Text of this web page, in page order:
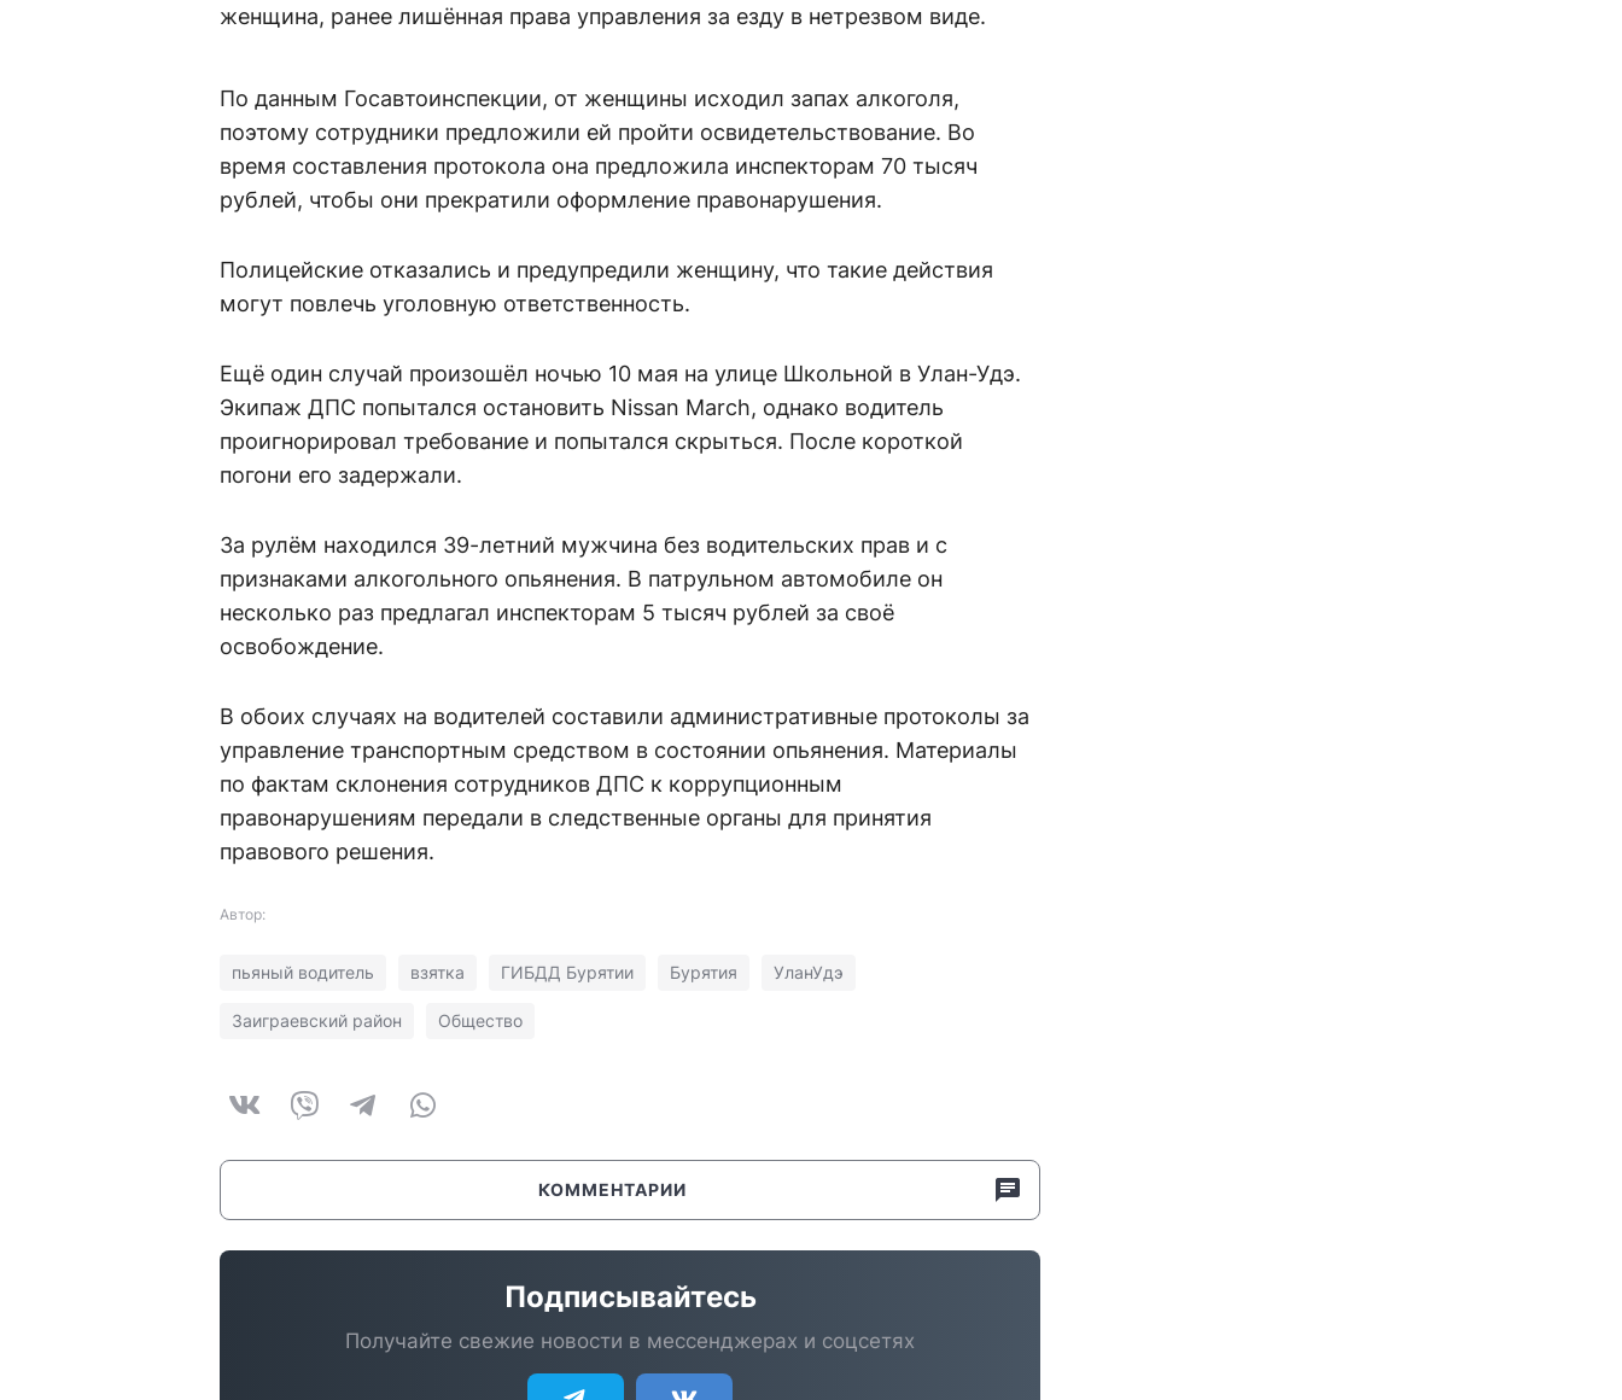
женщина, ранее лишённая права управления за езду в нетрезвом виде.
По данным Госавтоинспекции, от женщины исходил запах алкоголя,
поэтому сотрудники предложили ей пройти освидетельствование. Во
время составления протокола она предложила инспекторам 70 тысяч
рублей, чтобы они прекратили оформление правонарушения.
Полицейские отказались и предупредили женщину, что такие действия
могут повлечь уголовную ответственность.
Ещё один случай произошёл ночью 10 мая на улице Школьной в Улан-Удэ.
Экипаж ДПС попытался остановить Nissan March, однако водитель
проигнорировал требование и попытался скрыться. После короткой
погони его задержали.
За рулём находился 39-летний мужчина без водительских прав и с
признаками алкогольного опьянения. В патрульном автомобиле он
несколько раз предлагал инспекторам 5 тысяч рублей за своё
освобождение.
В обоих случаях на водителей составили административные протоколы за
управление транспортным средством в состоянии опьянения. Материалы
по фактам склонения сотрудников ДПС к коррупционным
правонарушениям передали в следственные органы для принятия
правового решения.
Автор:
пьяный водитель взятка ГИБДД Бурятии Бурятия УланУдэ
Заиграевский район Общество
КОММЕНТАРИИ
Подписывайтесь
Получайте свежие новости в мессенджерах и соцсетях